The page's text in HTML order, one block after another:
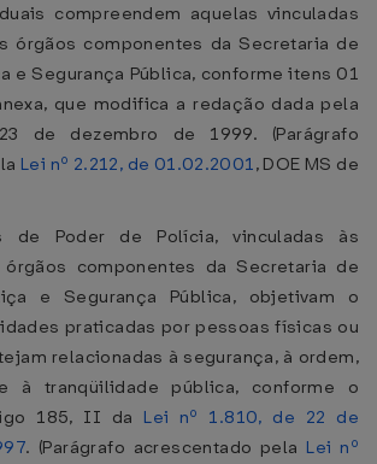
compreendem aquelas vinculadas
órgãos componentes da Secretaria de
e Segurança Pública, conforme itens 01
que modifica a redação dada pela
de dezembro de 1999. (Parágrafo
Lei nº 2.212, de 01.02.2001, DOE MS de
de Poder de Polícia, vinculadas às
componentes da Secretaria de
e Segurança Pública, objetivam o
praticadas por pessoas físicas ou
relacionadas à segurança, à ordem,
à tranqüilidade pública, conforme o
185, II da Lei nº 1.810, de 22 de
. (Parágrafo acrescentado pela Lei nº